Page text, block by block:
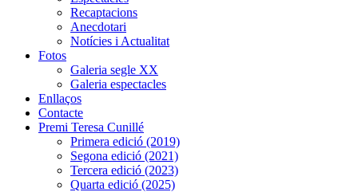
Recaptacions
Anecdotari
Notícies i Actualitat
Fotos
Galeria segle XX
Galeria espectacles
Enllaços
Contacte
Premi Teresa Cunillé
Primera edició (2019)
Segona edició (2021)
Tercera edició (2023)
Quarta edició (2025)